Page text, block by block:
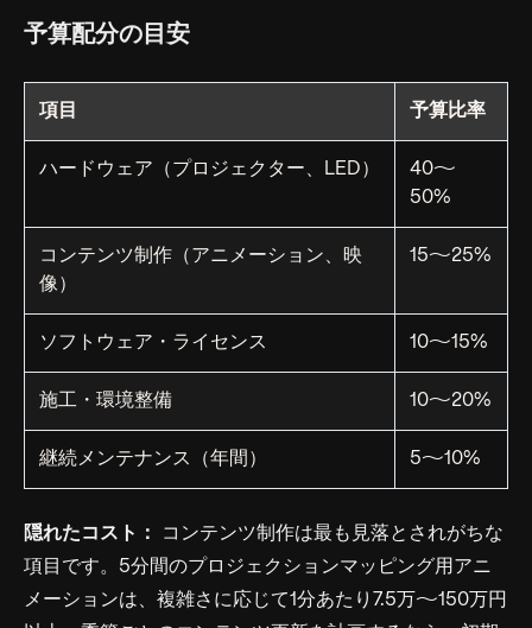
予算配分の目安
項目 予算比率
ハードウェア（プロジェクター、LED）
40〜
50%
コンテンツ制作（アニメーション、映
像）
15〜25%
ソフトウェア・ライセンス 10〜15%
施工・環境整備 10〜20%
継続メンテナンス（年間） 5〜10%
隠れたコスト：
コンテンツ制作は最も見落とされがちな
項目です。5分間のプロジェクションマッピング用アニ
メーションは、複雑さに応じて1分あたり7.5万〜150万円